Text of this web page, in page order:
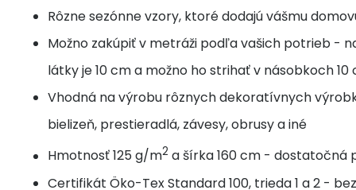
Rôzne sezónne vzory, ktoré dodajú vášmu
Možno zakúpiť v metráži podľa vašich potrieb -
látky je 10 cm a možno ho strihať v násobkoch 10
Vhodná na výrobu rôznych dekoratívnych
bielizeň, prestieradlá, závesy, obrusy a iné
Hmotnosť 125 g/m2 a šírka 160 cm - dostatočná
Certifikát Öko-Tex Standard 100, trieda 1 a 2 -